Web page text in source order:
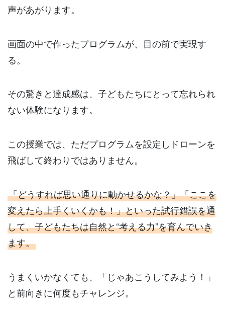
声があがります。
画面の中で作ったプログラムが、目の前で実現す
る。
その驚きと達成感は、子どもたちにとって忘れられ
ない体験になります。
この授業では、ただプログラムを設定しドローンを
飛ばして終わりではありません。
「どうすれば思い通りに動かせるかな？」「ここを
変えたら上手くいくかも！」といった試行錯誤を通
して、子どもたちは自然と“考える力”を育んでいき
ます。
うまくいかなくても、「じゃあこうしてみよう！」
と前向きに何度もチャレンジ。